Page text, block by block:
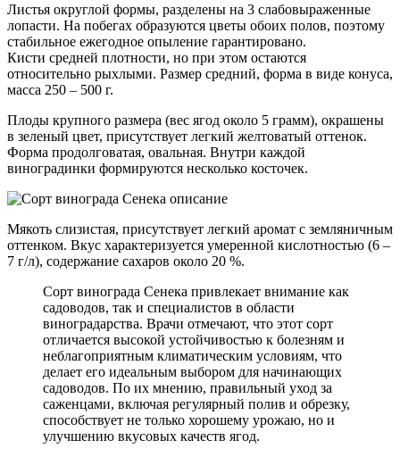
Листья округлой формы, разделены на 3 слабовыраженные
лопасти. На побегах образуются цветы обоих полов, поэтому
стабильное ежегодное опыление гарантировано.
Кисти средней плотности, но при этом остаются
относительно рыхлыми. Размер средний, форма в виде конуса,
масса 250 – 500 г.
Плоды крупного размера (вес ягод около 5 грамм), окрашены
в зеленый цвет, присутствует легкий желтоватый оттенок.
Форма продолговатая, овальная. Внутри каждой
виноградинки формируются несколько косточек.
Мякоть слизистая, присутствует легкий аромат с земляничным
оттенком. Вкус характеризуется умеренной кислотностью (6 –
7 г/л), содержание сахаров около 20 %.
Сорт винограда Сенека привлекает внимание как
садоводов, так и специалистов в области
виноградарства. Врачи отмечают, что этот сорт
отличается высокой устойчивостью к болезням и
неблагоприятным климатическим условиям, что
делает его идеальным выбором для начинающих
садоводов. По их мнению, правильный уход за
саженцами, включая регулярный полив и обрезку,
способствует не только хорошему урожаю, но и
улучшению вкусовых качеств ягод.